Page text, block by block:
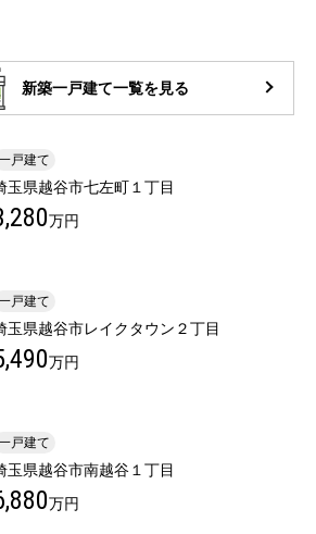
新築一戸建て一覧を見る
戸建て
玉県越谷市七左町１丁目
万円
戸建て
玉県越谷市レイクタウン２丁目
万円
戸建て
玉県越谷市南越谷１丁目
万円